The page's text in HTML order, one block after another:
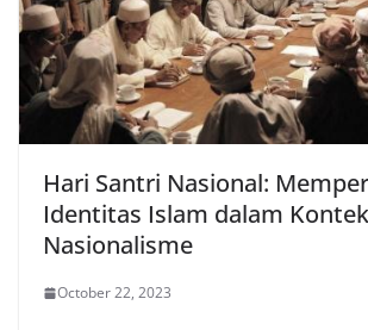
Hari Santri Nasional:
Identitas Islam dalam
Nasionalisme
October 22, 2023